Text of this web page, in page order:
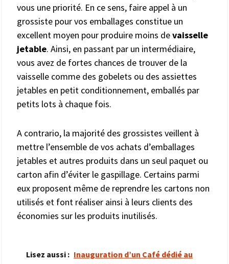
vous une priorité. En ce sens, faire appel à un
grossiste pour vos emballages constitue un
excellent moyen pour produire moins devaisselle
jetable. Ainsi, en passant par un intermédiaire,
vous avez de fortes chances de trouver de la
vaisselle comme des gobelets ou des assiettes
jetables en petit conditionnement, emballés par
petits lots à chaque fois.
A contrario, la majorité des grossistes veillent à
mettre l’ensemble de vos achats d’emballages
jetables et autres produits dans un seul paquet ou
carton afin d’éviter le gaspillage. Certains parmi
eux proposent même de reprendre les cartons non
utilisés et font réaliser ainsi à leurs clients des
économies sur les produits inutilisés.
Lisez aussi : Inauguration d’un Café dédié au